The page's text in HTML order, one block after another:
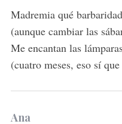
s
:
Madremia qué
(aunque cambiar las
Me encantan las
(cuatro meses, eso sí
s
Ana